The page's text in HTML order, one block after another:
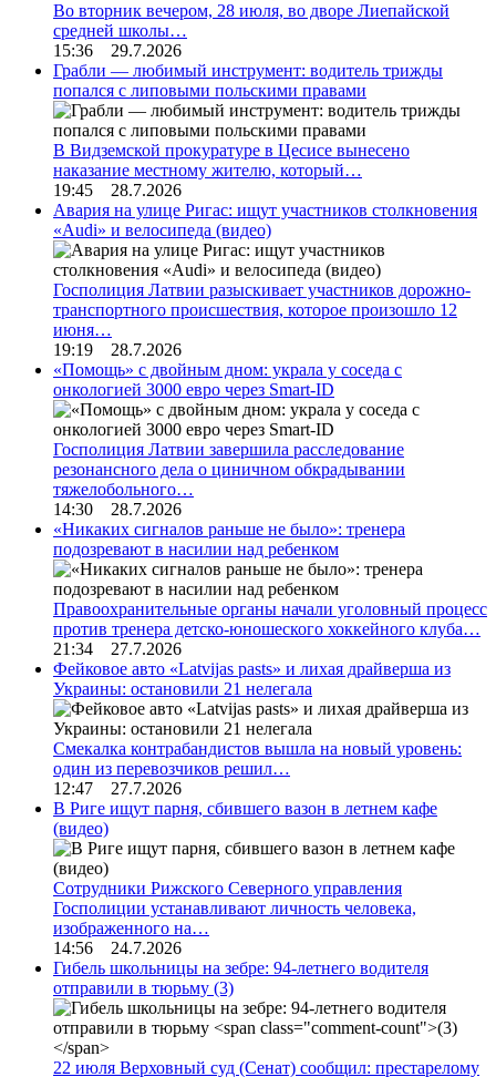
Во вторник вечером, 28 июля, во дворе Лиепайской
средней школы…
15:36 29.7.2026
Грабли — любимый инструмент: водитель трижды
попался с липовыми польскими правами
В Видземской прокуратуре в Цесисе вынесено
наказание местному жителю, который…
19:45 28.7.2026
Авария на улице Ригас: ищут участников столкновения
«Audi» и велосипеда (видео)
Госполиция Латвии разыскивает участников дорожно-
транспортного происшествия, которое произошло 12
июня…
19:19 28.7.2026
«Помощь» с двойным дном: украла у соседа с
онкологией 3000 евро через Smart-ID
Госполиция Латвии завершила расследование
резонансного дела о циничном обкрадывании
тяжелобольного…
14:30 28.7.2026
«Никаких сигналов раньше не было»: тренера
подозревают в насилии над ребенком
Правоохранительные органы начали уголовный процесс
против тренера детско-юношеского хоккейного клуба…
21:34 27.7.2026
Фейковое авто «Latvijas pasts» и лихая драйверша из
Украины: остановили 21 нелегала
Смекалка контрабандистов вышла на новый уровень:
один из перевозчиков решил…
12:47 27.7.2026
В Риге ищут парня, сбившего вазон в летнем кафе
(видео)
Сотрудники Рижского Северного управления
Госполиции устанавливают личность человека,
изображенного на…
14:56 24.7.2026
Гибель школьницы на зебре: 94-летнего водителя
отправили в тюрьму (3)
22 июля Верховный суд (Сенат) сообщил: престарелому